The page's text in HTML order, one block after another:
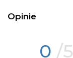
Opinie
0 /5